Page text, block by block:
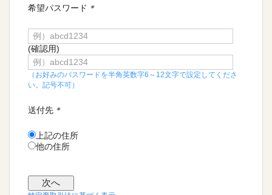
希望パスワード ＊
(確認用)
（お好みのパスワードを半角英数字6～12文字で設定してくださ
い。記号不可）
送付先 ＊
上記の住所
他の住所